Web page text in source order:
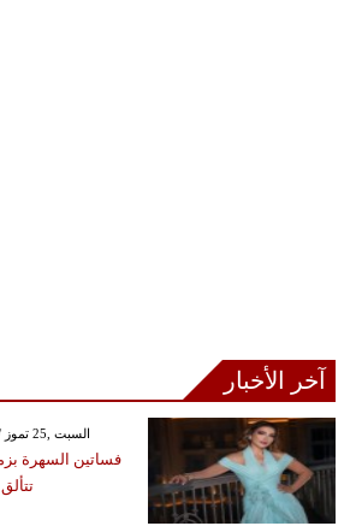
آخر الأخبار
GMT 08:56 2026 السبت ,25 تموز / يوليو
فساتين السهرة